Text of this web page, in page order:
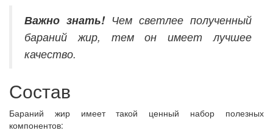
Важно знать!Чем светлее полученный
бараний жир, тем он имеет лучшее
качество.
Состав
Бараний жир имеет такой ценный набор полезных
компонентов: